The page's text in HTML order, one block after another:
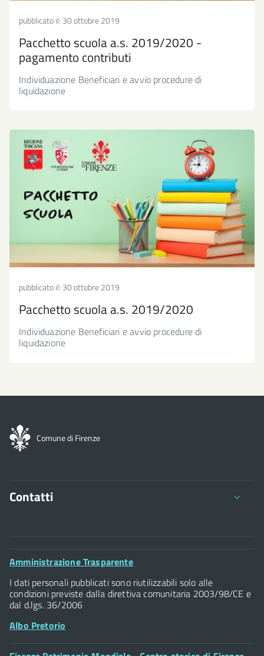
pubblicato il: 30 ottobre 2019
Pacchetto scuola a.s. 2019/2020 -
pagamento contributi
Individuazione Beneficiari e avvio procedure di
liquidazione
pubblicato il: 30 ottobre 2019
Pacchetto scuola a.s. 2019/2020
Individuazione Beneficiari e avvio procedure di
liquidazione
Comune di Firenze
Contatti
Comune di Firenze
Palazzo Vecchio
Piazza della Signoria - 50122, Firenze
P.IVA 01307110484
Footer
Amministrazione Trasparente
I dati personali pubblicati sono riutilizzabili solo alle
condizioni previste dalla direttiva comunitaria 2003/98/CE e
dal d.lgs. 36/2006
Albo Pretorio